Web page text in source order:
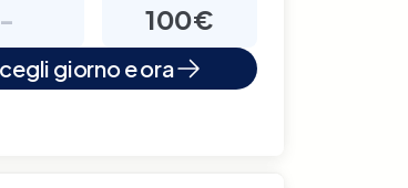
- 100€
giorno e ora